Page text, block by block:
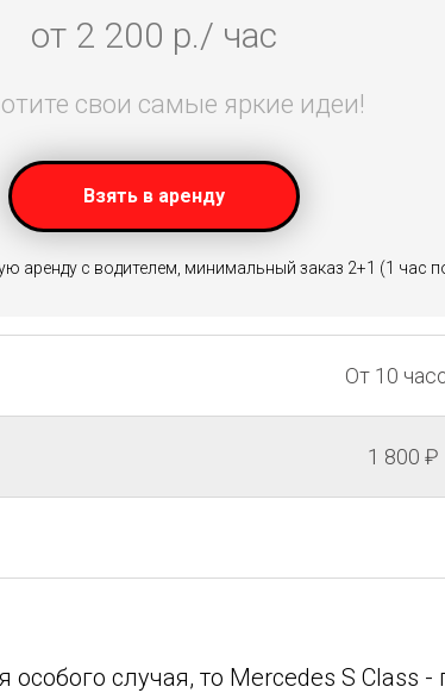
от 2 200 р./ час
свои самые яркие идеи!
Взять в аренду
аренду с водителем, минимальный заказ 2+1 (1 час
От 10
1 800 ₽
случая, то Mercedes S Class